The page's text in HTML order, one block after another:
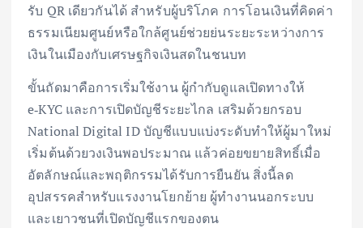
รับ QR เดียวกันได้ สำหรับผู้บริโภค การโอนเงินที่คิดค่า
ธรรมเนียมศูนย์หรือใกล้ศูนย์ช่วยย่นระยะระหว่างการ
เงินในเมืองกับเศรษฐกิจเงินสดในชนบท
ขั้นถัดมาคือการเริ่มใช้งาน ผู้กำกับดูแลเปิดทางให้
e‑KYC และการเปิดบัญชีระยะไกล เสริมด้วยกรอบ
National Digital ID บัญชีแบบแบ่งระดับทำให้ผู้มาใหม่
เริ่มต้นด้วยวงเงินพอประมาณ แล้วค่อยขยายสิทธิ์เมื่อ
อัตลักษณ์และพฤติกรรมได้รับการยืนยัน สิ่งนี้ลด
อุปสรรคสำหรับแรงงานโยกย้าย ผู้ทำงานนอกระบบ
และเยาวชนที่เปิดบัญชีแรกของตน